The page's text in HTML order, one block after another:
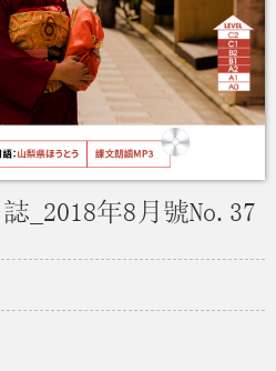
_2018年8月號No.37